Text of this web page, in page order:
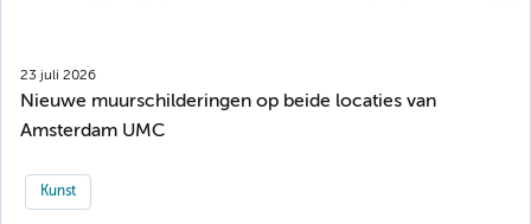
23 juli 2026
Nieuwe muurschilderingen op beide locaties van
Amsterdam UMC
Kunst